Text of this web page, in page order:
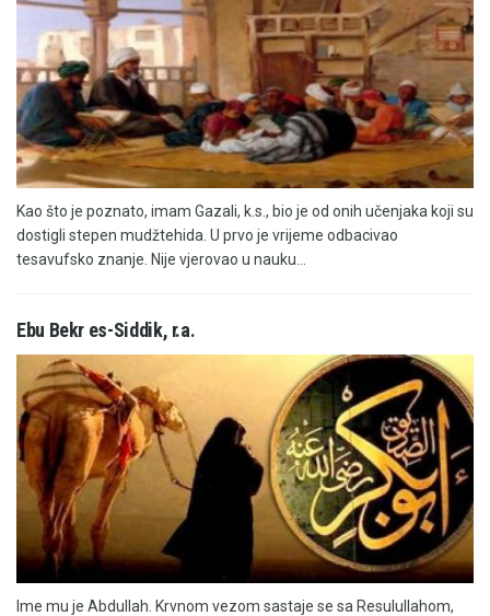
Kao što je poznato, imam Gazali, k.s., bio je od onih učenjaka koji su
dostigli stepen mudžtehida. U prvo je vrijeme odbacivao
tesavufsko znanje. Nije vjerovao u nauku...
Ebu Bekr es-Siddik, r.a.
Ime mu je Abdullah. Krvnom vezom sastaje se sa Resulullahom,